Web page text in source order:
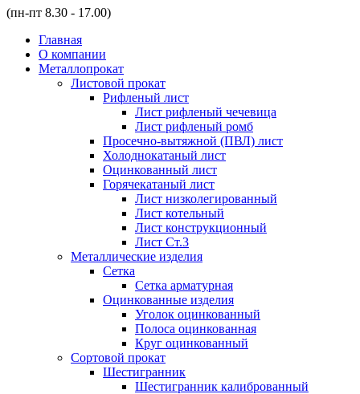
(пн-пт 8.30 - 17.00)
Главная
О компании
Металлопрокат
Листовой прокат
Рифленый лист
Лист рифленый чечевица
Лист рифленый ромб
Просечно-вытяжной (ПВЛ) лист
Холоднокатаный лист
Оцинкованный лист
Горячекатаный лист
Лист низколегированный
Лист котельный
Лист конструкционный
Лист Ст.3
Металлические изделия
Сетка
Сетка арматурная
Оцинкованные изделия
Уголок оцинкованный
Полоса оцинкованная
Круг оцинкованный
Сортовой прокат
Шестигранник
Шестигранник калиброванный